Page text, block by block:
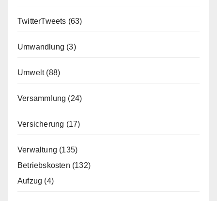
TwitterTweets (63)
Umwandlung (3)
Umwelt(88)
Versammlung (24)
Versicherung (17)
Verwaltung (135)
Betriebskosten (132)
Aufzug (4)